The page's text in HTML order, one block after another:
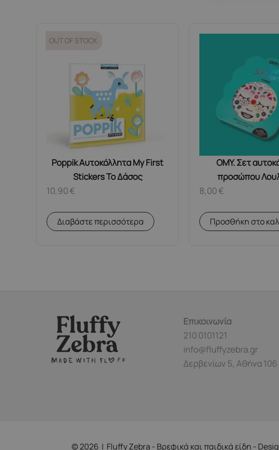
Poppik Αυτοκόλλητα My First
Stickers Το Δάσος
OUT OF STOCK
10,90€
Διαβάστε περισσότερα
OMY. Σετ
προσώπου
8,00€
Προσθήκη στο
Επικοινωνία
210 0101121
info@fluffyzebra.gr
Δερβενίων 5, Αθήνα 106
© 2026 | Fluffy Zebra - Βρεφικά και παιδικά είδη -